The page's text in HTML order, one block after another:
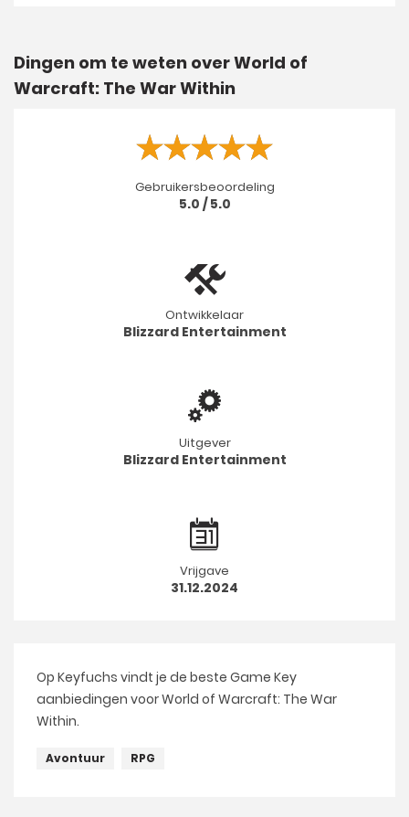
Dingen om te weten over World of
Warcraft: The War Within
Gebruikersbeoordeling
5.0 / 5.0
Ontwikkelaar
Blizzard Entertainment
Uitgever
Blizzard Entertainment
Vrijgave
31.12.2024
Op Keyfuchs vindt je de beste Game Key
aanbiedingen voor World of Warcraft: The War
Within.
Avontuur RPG